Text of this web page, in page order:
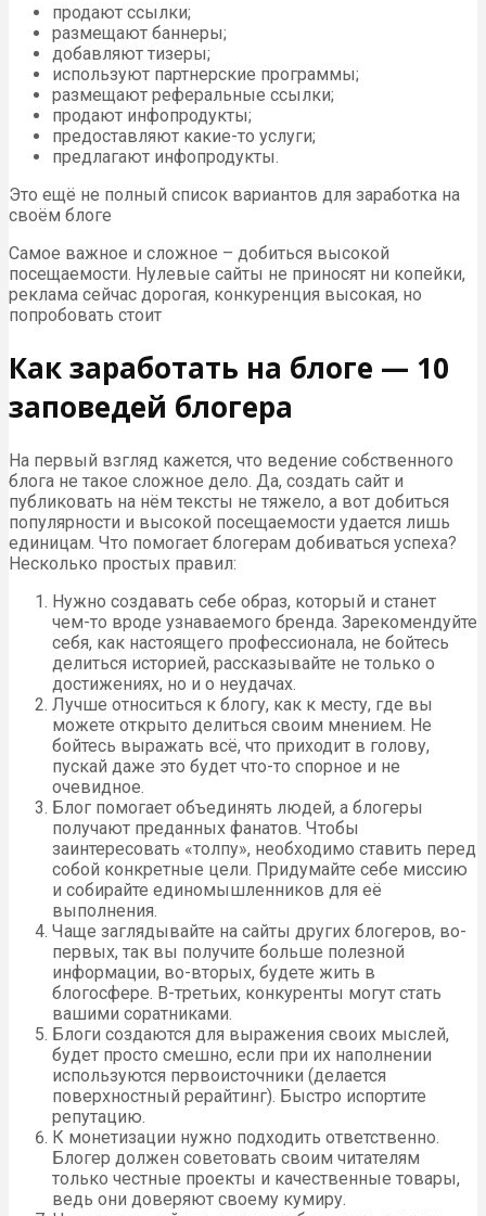
продают ссылки;
размещают баннеры;
добавляют тизеры;
используют партнерские программы;
размещают реферальные ссылки;
продают инфопродукты;
предоставляют какие-то услуги;
предлагают инфопродукты.
Это ещё не полный список вариантов для заработка на
своём блоге
Самое важное и сложное – добиться высокой
посещаемости. Нулевые сайты не приносят ни копейки,
реклама сейчас дорогая, конкуренция высокая, но
попробовать стоит
Как заработать на блоге — 10
заповедей блогера
На первый взгляд кажется, что ведение собственного
блога не такое сложное дело. Да, создать сайт и
публиковать на нём тексты не тяжело, а вот добиться
популярности и высокой посещаемости удается лишь
единицам. Что помогает блогерам добиваться успеха?
Несколько простых правил:
Нужно создавать себе образ, который и станет
чем-то вроде узнаваемого бренда. Зарекомендуйте
себя, как настоящего профессионала, не бойтесь
делиться историей, рассказывайте не только о
достижениях, но и о неудачах.
Лучше относиться к блогу, как к месту, где вы
можете открыто делиться своим мнением. Не
бойтесь выражать всё, что приходит в голову,
пускай даже это будет что-то спорное и не
очевидное.
Блог помогает объединять людей, а блогеры
получают преданных фанатов. Чтобы
заинтересовать «толпу», необходимо ставить перед
собой конкретные цели. Придумайте себе миссию
и собирайте единомышленников для её
выполнения.
Чаще заглядывайте на сайты других блогеров, во-
первых, так вы получите больше полезной
информации, во-вторых, будете жить в
блогосфере. В-третьих, конкуренты могут стать
вашими соратниками.
Блоги создаются для выражения своих мыслей,
будет просто смешно, если при их наполнении
используются первоисточники (делается
поверхностный рерайтинг). Быстро испортите
репутацию.
К монетизации нужно подходить ответственно.
Блогер должен советовать своим читателям
только честные проекты и качественные товары,
ведь они доверяют своему кумиру.